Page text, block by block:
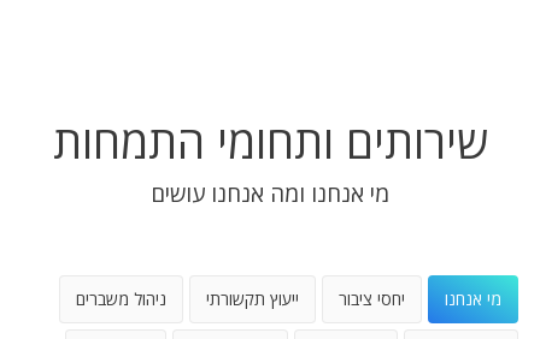
שירותים ותחומי התמחות
מי אנחנו ומה אנחנו עושים
מי אנחנו יחסי ציבור ייעוץ תקשורתי ניהול משברים